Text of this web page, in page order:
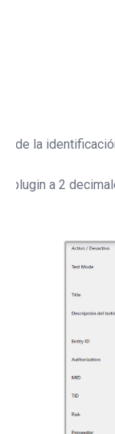
de la
plugin a 2